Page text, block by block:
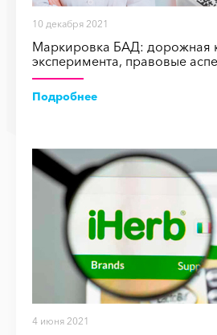
10 декабря 2021
Маркировка БАД: дорожная
эксперимента, правовые
Подробнее
4 июня 2021